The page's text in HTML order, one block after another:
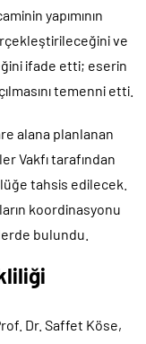
yapımının
ve
ifade etti; eserin
temenni etti.
alana planlanan
Vakfı tarafından
tahsis edilecek.
koordinasyonu
bulundu.
Dr. Saffet Köse,